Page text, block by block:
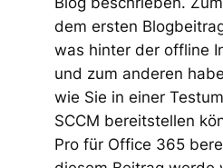
dem ersten
was hinter der offline
und zum anderen
wie Sie in einer
SCCM bereitstellen
Pro für Office 365